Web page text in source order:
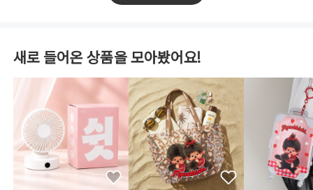
새로 들어온 상품을 모아봤어요!